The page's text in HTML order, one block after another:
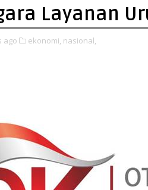
Layanan
ago ekonomi, nasional,